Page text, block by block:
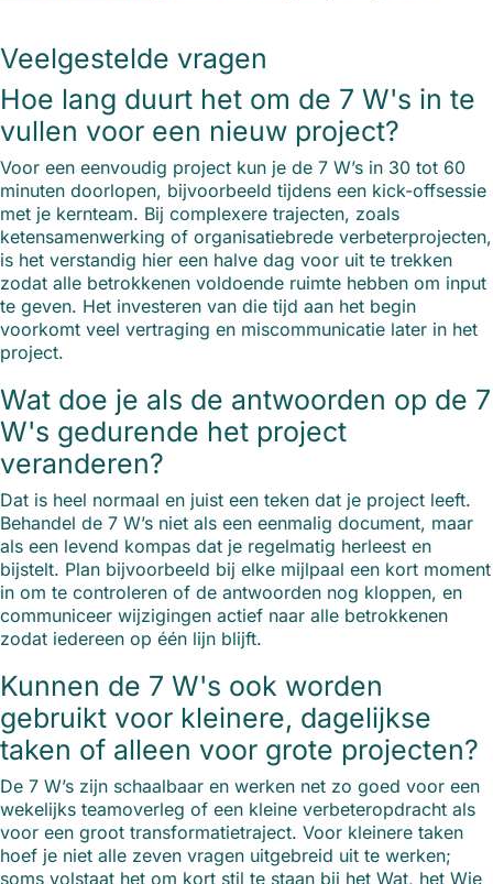
Veelgestelde vragen
Hoe lang duurt het om de 7 W's in te
vullen voor een nieuw project?
Voor een eenvoudig project kun je de 7 W’s in 30 tot 60
minuten doorlopen, bijvoorbeeld tijdens een kick-offsessie
met je kernteam. Bij complexere trajecten, zoals
ketensamenwerking of organisatiebrede verbeterprojecten,
is het verstandig hier een halve dag voor uit te trekken
zodat alle betrokkenen voldoende ruimte hebben om input
te geven. Het investeren van die tijd aan het begin
voorkomt veel vertraging en miscommunicatie later in het
project.
Wat doe je als de antwoorden op de 7
W's gedurende het project
veranderen?
Dat is heel normaal en juist een teken dat je project leeft.
Behandel de 7 W’s niet als een eenmalig document, maar
als een levend kompas dat je regelmatig herleest en
bijstelt. Plan bijvoorbeeld bij elke mijlpaal een kort moment
in om te controleren of de antwoorden nog kloppen, en
communiceer wijzigingen actief naar alle betrokkenen
zodat iedereen op één lijn blijft.
Kunnen de 7 W's ook worden
gebruikt voor kleinere, dagelijkse
taken of alleen voor grote projecten?
De 7 W’s zijn schaalbaar en werken net zo goed voor een
wekelijks teamoverleg of een kleine verbeteropdracht als
voor een groot transformatietraject. Voor kleinere taken
hoef je niet alle zeven vragen uitgebreid uit te werken;
soms volstaat het om kort stil te staan bij het Wat, het Wie